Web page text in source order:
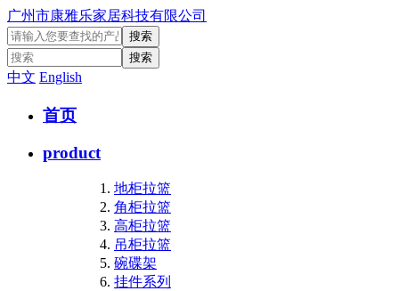
广州市康雅乐家居科技有限公司
中文 English
首页
product
地柜拉篮
角柜拉篮
高柜拉篮
吊柜拉篮
碗碟架
挂件系列